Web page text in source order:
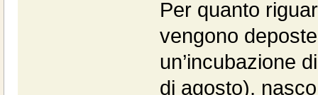
Per quanto
vengono
un’incubazione
di agosto),